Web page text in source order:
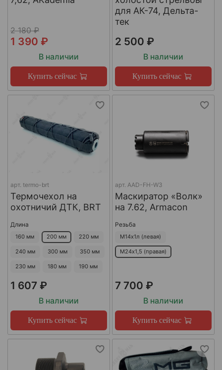
2 180 ₽
1 390 ₽
В наличии
Купить сейчас
для АК-74, Дельта-
тек
2 500 ₽
В наличии
Купить сейчас
арт. termo-brt
Термочехол на
охотничий ДТК, BRT
Длина
160 мм 200 мм 220 мм
240 мм 300 мм 350 мм
230 мм 180 мм 190 мм
1 607 ₽
В наличии
Купить сейчас
арт. AAD-FH-W3
Маскиратор «Волк»
на 7.62, Armacon
Резьба
М14х1л (левая)
М24х1,5 (правая)
7 700 ₽
В наличии
Купить сейчас